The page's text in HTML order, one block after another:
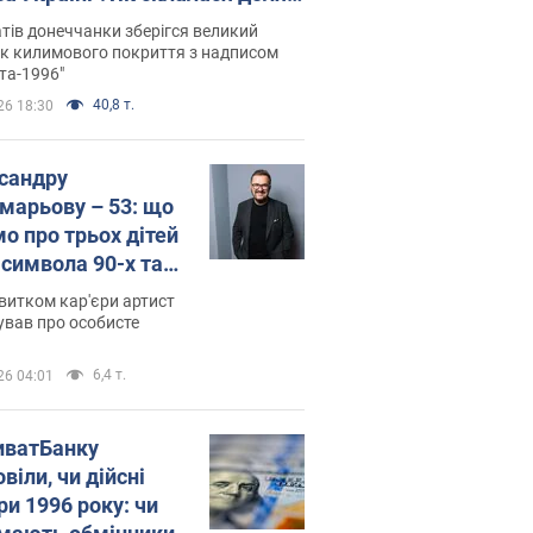
яка 30 років тому
"золото" Олімпіади
донеччанки зберігся великий
килимового покриття з надписом
1996"
18:30 40,8 т.
– 53: що
про трьох дітей
90-х та
вони
кар'єри артист
про особисте
04:01 6,4 т.
чи дійсні
1996 року: чи